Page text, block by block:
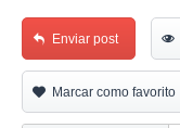
Enviar post
Marcar como favorito